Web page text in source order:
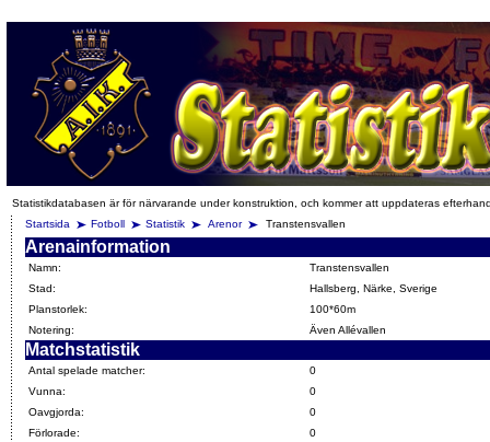
Statistikdatabasen är för närvarande under konstruktion, och kommer att uppdateras
Startsida
Fotboll Statistik Arenor Transtensvallen
Arenainformation
Namn:
Transtensvallen
Stad:
Hallsberg, Närke, Sverige
Planstorlek:
100*60m
Notering:
Även Allévallen
Matchstatistik
Antal spelade matcher:
0
Vunna:
0
Oavgjorda:
0
Förlorade:
0